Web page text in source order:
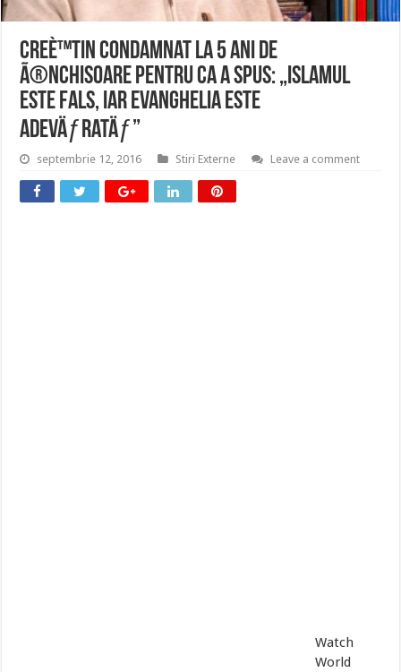
CreÈ™tin condamnat la 5 ani de
Ã®nchisoare pentru ca a spus: „Islamul
este fals, iar Evanghelia este
adevÄƒratÄƒ”
septembrie 12, 2016 Stiri Externe Leave a comment
Watch
World